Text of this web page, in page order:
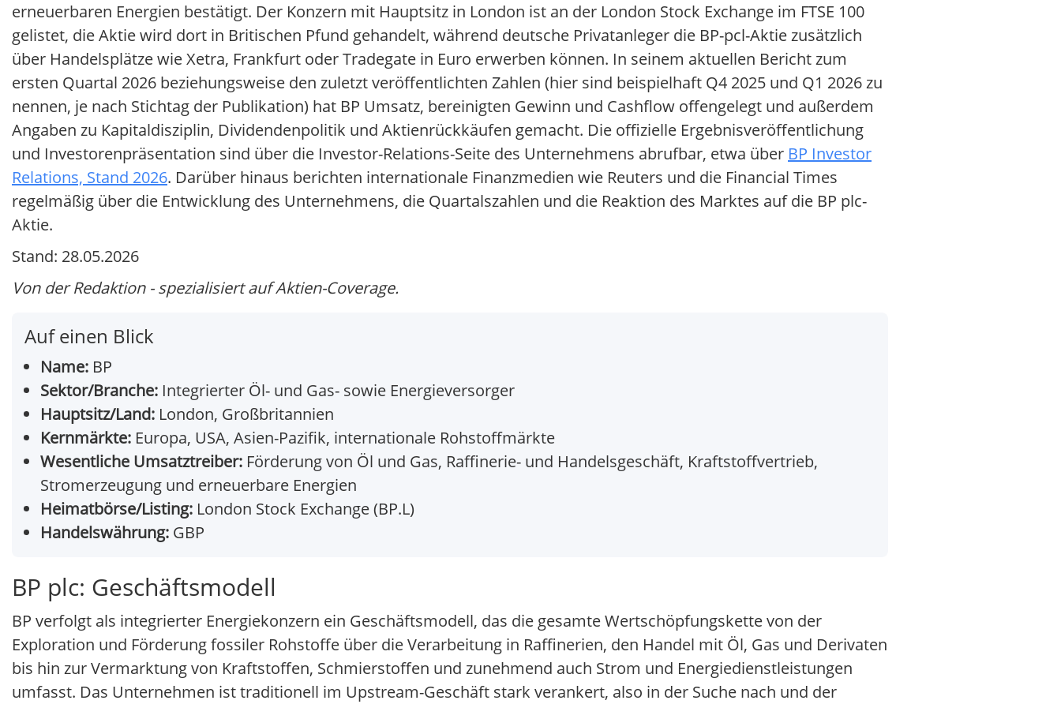
erneuerbaren Energien bestätigt. Der Konzern mit Hauptsitz in London ist an der London Stock Exchange im FTSE 100
gelistet, die Aktie wird dort in Britischen Pfund gehandelt, während deutsche Privatanleger die BP-pcl-Aktie zusätzlich
über Handelsplätze wie Xetra, Frankfurt oder Tradegate in Euro erwerben können. In seinem aktuellen Bericht zum
ersten Quartal 2026 beziehungsweise den zuletzt veröffentlichten Zahlen (hier sind beispielhaft Q4 2025 und Q1 2026 zu
nennen, je nach Stichtag der Publikation) hat BP Umsatz, bereinigten Gewinn und Cashflow offengelegt und außerdem
Angaben zu Kapitaldisziplin, Dividendenpolitik und Aktienrückkäufen gemacht. Die offizielle Ergebnisveröffentlichung
und Investorenpräsentation sind über die Investor-Relations-Seite des Unternehmens abrufbar, etwa über BP Investor
Relations, Stand 2026. Darüber hinaus berichten internationale Finanzmedien wie Reuters und die Financial Times
regelmäßig über die Entwicklung des Unternehmens, die Quartalszahlen und die Reaktion des Marktes auf die BP plc-
Aktie.
Stand: 28.05.2026
Von der Redaktion - spezialisiert auf Aktien-Coverage.
Auf einen Blick
Name: BP
Sektor/Branche: Integrierter Öl- und Gas- sowie Energieversorger
Hauptsitz/Land: London, Großbritannien
Kernmärkte: Europa, USA, Asien-Pazifik, internationale Rohstoffmärkte
Wesentliche Umsatztreiber: Förderung von Öl und Gas, Raffinerie- und Handelsgeschäft, Kraftstoffvertrieb,
Stromerzeugung und erneuerbare Energien
Heimatbörse/Listing: London Stock Exchange (BP.L)
Handelswährung: GBP
BP plc: Geschäftsmodell
BP verfolgt als integrierter Energiekonzern ein Geschäftsmodell, das die gesamte Wertschöpfungskette von der
Exploration und Förderung fossiler Rohstoffe über die Verarbeitung in Raffinerien, den Handel mit Öl, Gas und Derivaten
bis hin zur Vermarktung von Kraftstoffen, Schmierstoffen und zunehmend auch Strom und Energiedienstleistungen
umfasst. Das Unternehmen ist traditionell im Upstream-Geschäft stark verankert, also in der Suche nach und der